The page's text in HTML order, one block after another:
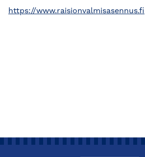
https://www.raisionvalmisasennus.fi